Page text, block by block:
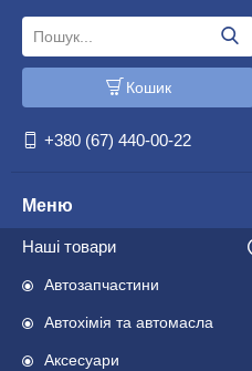
Кошик
+380 (67) 440-00-22
Наші товари
Автозапчастини
Автохімія та автомасла
Аксесуари